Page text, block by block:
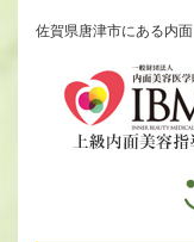
佐賀県唐津市にある内